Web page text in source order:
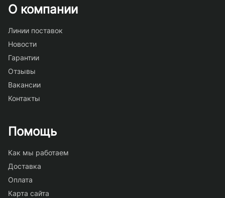
О компании
Линии поставок
Новости
Гарантии
Отзывы
Вакансии
Контакты
Помощь
Как мы работаем
Доставка
Оплата
Карта сайта